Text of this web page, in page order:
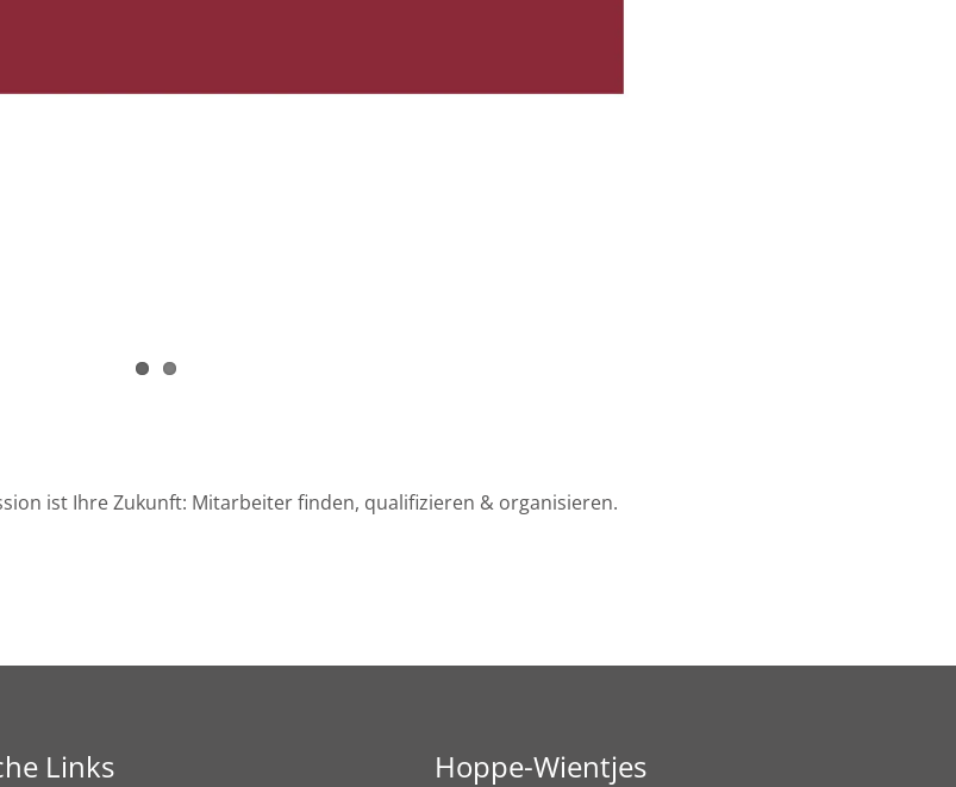
ist Ihre Zukunft: Mitarbeiter finden, qualifizieren & organisieren.
Links
Hoppe-Wientjes